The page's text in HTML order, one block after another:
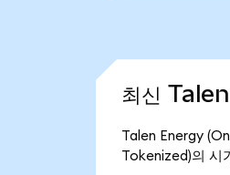
최신
Talen Energy
Tokenized)의 시